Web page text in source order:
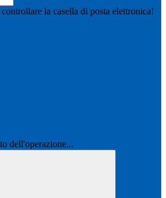
la casella di posta elettronica!
dell'operazione...